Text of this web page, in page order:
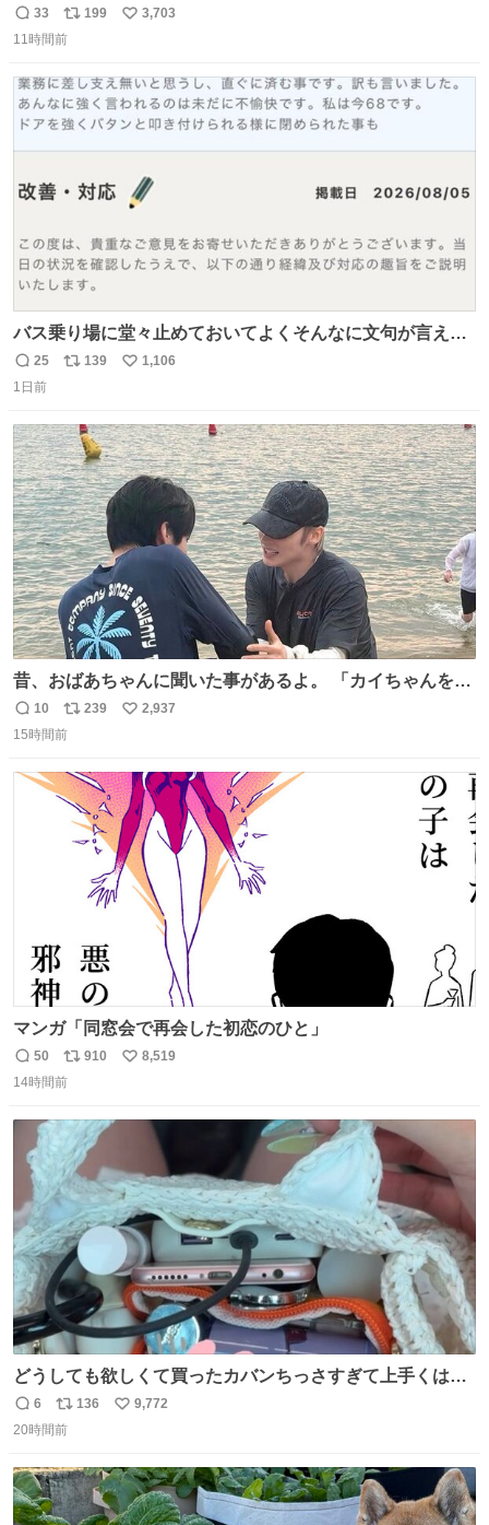
世代（笑） #70年代 #80年代 #昭和レトロ
返
信
33
リ
ポ
ト
数
199
い
数
3,703
11時間前
バス乗り場に堂々止めておいてよくそんなに文句が言える
ね 運転士は日本人やったのなら韓国人は関係ないし、なん
なら68歳も関係ない…
返
信
25
リ
ト
数
139
い
数
1,106
1日前
昔、おばあちゃんに聞いた事があるよ。 「カイちゃんをい
じめると、アイツが海から上がって来るぞ。」って。
返
信
10
リ
ポ
ト
数
239
い
数
2,937
15時間前
マンガ「同窓会で再会した初恋のひと」
返
信
50
リ
ポ
ト
数
910
い
8,519
14時間前
どうしても欲しくて買ったカバンちっさすぎて上手くはめ
ないと荷物入らん。女のカバンってなんでこんなちっさい
の
返
信
6
リ
ポ
ト
数
136
い
数
9,772
20時間前